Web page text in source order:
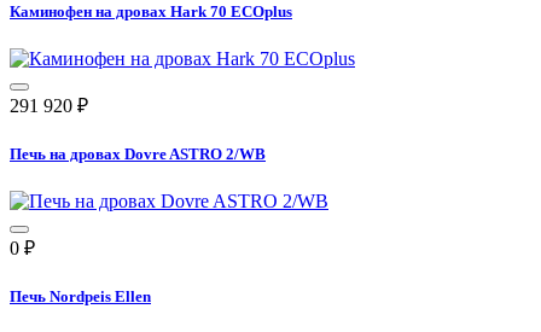
Каминофен на дровах Hark 70 ECOplus
291 920 ₽
Печь на дровах Dovre ASTRO 2/WB
0 ₽
Печь Nordpeis Ellen